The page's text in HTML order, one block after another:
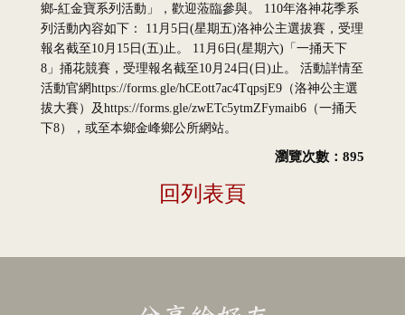
鄉-紅金寶系列活動」，歡迎蒞臨參與。 110年洛神花季系
列活動內容如下： 11月5日(星期五)洛神公主選拔賽，受理
報名截至10月15日(五)止。 11月6日(星期六)「一捅天下
8」捅花競賽，受理報名截至10月24日(日)止。 活動詳情至
活動官網https://forms.gle/hCEott7ac4TqpsjE9（洛神公主選
拔大賽）及https://forms.gle/zwETc5ytmZFymaib6（一捅天
下8），或至本鄉金峰鄉公所網站。
瀏覽次數：895
回列表頁